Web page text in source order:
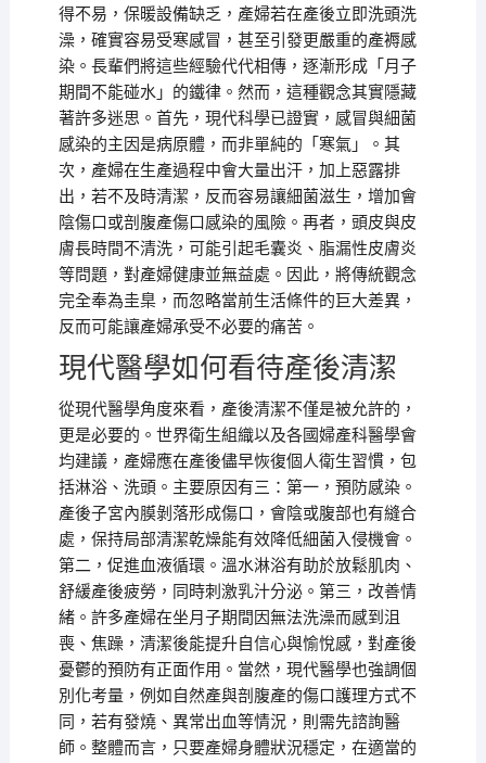
得不易，保暖設備缺乏，產婦若在產後立即洗頭洗
澡，確實容易受寒感冒，甚至引發更嚴重的產褥感
染。長輩們將這些經驗代代相傳，逐漸形成「月子
期間不能碰水」的鐵律。然而，這種觀念其實隱藏
著許多迷思。首先，現代科學已證實，感冒與細菌
感染的主因是病原體，而非單純的「寒氣」。其
次，產婦在生產過程中會大量出汗，加上惡露排
出，若不及時清潔，反而容易讓細菌滋生，增加會
陰傷口或剖腹產傷口感染的風險。再者，頭皮與皮
膚長時間不清洗，可能引起毛囊炎、脂漏性皮膚炎
等問題，對產婦健康並無益處。因此，將傳統觀念
完全奉為圭臬，而忽略當前生活條件的巨大差異，
反而可能讓產婦承受不必要的痛苦。
現代醫學如何看待產後清潔
從現代醫學角度來看，產後清潔不僅是被允許的，
更是必要的。世界衛生組織以及各國婦產科醫學會
均建議，產婦應在產後儘早恢復個人衛生習慣，包
括淋浴、洗頭。主要原因有三：第一，預防感染。
產後子宮內膜剝落形成傷口，會陰或腹部也有縫合
處，保持局部清潔乾燥能有效降低細菌入侵機會。
第二，促進血液循環。溫水淋浴有助於放鬆肌肉、
舒緩產後疲勞，同時刺激乳汁分泌。第三，改善情
緒。許多產婦在坐月子期間因無法洗澡而感到沮
喪、焦躁，清潔後能提升自信心與愉悅感，對產後
憂鬱的預防有正面作用。當然，現代醫學也強調個
別化考量，例如自然產與剖腹產的傷口護理方式不
同，若有發燒、異常出血等情況，則需先諮詢醫
師。整體而言，只要產婦身體狀況穩定，在適當的